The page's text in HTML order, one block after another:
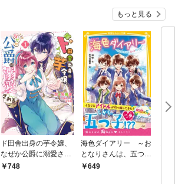
もっと見る
ド田舎出身の芋令嬢、
なぜか公爵に溺愛され
る1【電子限定特典付
748
海色ダイアリー ～お
となりさんは、五つ子
アイドル！？～
649